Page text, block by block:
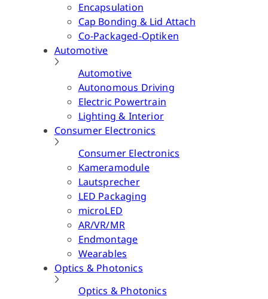
Encapsulation
Cap Bonding & Lid Attach
Co-Packaged-Optiken
Automotive
Automotive
Autonomous Driving
Electric Powertrain
Lighting & Interior
Consumer Electronics
Consumer Electronics
Kameramodule
Lautsprecher
LED Packaging
microLED
AR/VR/MR
Endmontage
Wearables
Optics & Photonics
Optics & Photonics